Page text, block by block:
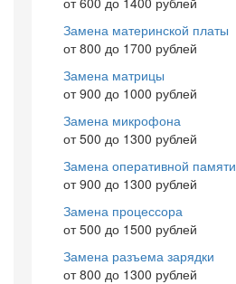
Замена материнской платы
от 800 до 1700 рублей
Замена матрицы
от 900 до 1000 рублей
Замена микрофона
от 500 до 1300 рублей
Замена оперативной памяти
от 900 до 1300 рублей
Замена процессора
от 500 до 1500 рублей
Замена разъема зарядки
от 800 до 1300 рублей